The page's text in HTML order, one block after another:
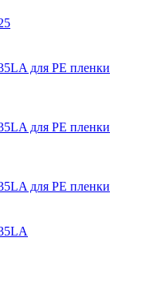
для PE пленки
для PE пленки
для PE пленки